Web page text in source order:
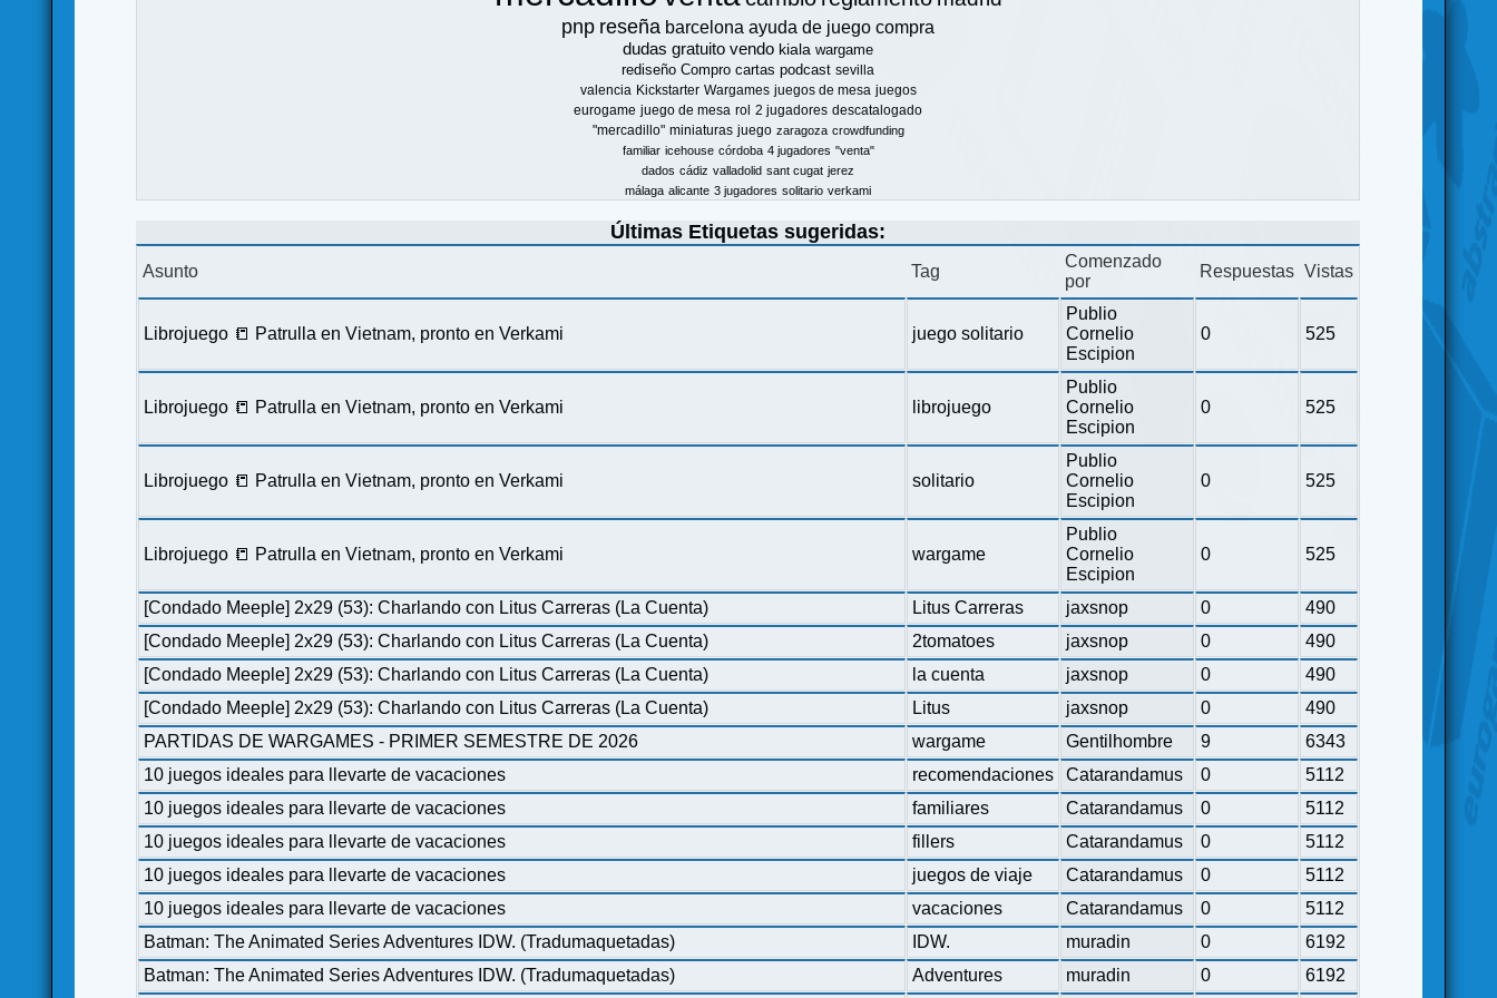
pnp reseña barcelona ayuda de juego compra
dudas gratuito vendo kiala wargame
rediseño Compro cartas podcast sevilla
valencia Kickstarter Wargames juegos de mesa juegos
eurogame juego de mesa rol 2 jugadores descatalogado
"mercadillo" miniaturas juego zaragoza crowdfunding
familiar icehouse córdoba 4 jugadores "venta"
dados cádiz valladolid sant cugat jerez
málaga alicante 3 jugadores solitario verkami
Últimas Etiquetas sugeridas:
Asunto Tag
Comenzado
por
Respuestas Vistas
Librojuego 📒 Patrulla en Vietnam, pronto en Verkami juego solitario
Publio
Cornelio
Escipion
0 525
Librojuego 📒 Patrulla en Vietnam, pronto en Verkami librojuego
Publio
Cornelio
Escipion
0 525
Librojuego 📒 Patrulla en Vietnam, pronto en Verkami solitario
Publio
Cornelio
Escipion
0 525
Librojuego 📒 Patrulla en Vietnam, pronto en Verkami wargame
Publio
Cornelio
Escipion
0 525
[Condado Meeple] 2x29 (53): Charlando con Litus Carreras (La Cuenta) Litus Carreras jaxsnop 0
490
[Condado Meeple] 2x29 (53): Charlando con Litus Carreras (La Cuenta)
2tomatoes jaxsnop 0
490
[Condado Meeple] 2x29 (53): Charlando con Litus Carreras (La Cuenta)
la cuenta jaxsnop 0
490
[Condado Meeple] 2x29 (53): Charlando con Litus Carreras (La Cuenta)
Litus jaxsnop 0
490
PARTIDAS DE WARGAMES - PRIMER SEMESTRE DE 2026
wargame Gentilhombre 9
6343
10 juegos ideales para llevarte de vacaciones
recomendaciones Catarandamus 0
5112
10 juegos ideales para llevarte de vacaciones
familiares Catarandamus 0
5112
10 juegos ideales para llevarte de vacaciones
fillers Catarandamus 0
5112
10 juegos ideales para llevarte de vacaciones
juegos de viaje Catarandamus 0
5112
10 juegos ideales para llevarte de vacaciones
vacaciones Catarandamus 0
5112
Batman: The Animated Series Adventures IDW. (Tradumaquetadas)
IDW. muradin 0
6192
Batman: The Animated Series Adventures IDW. (Tradumaquetadas)
Adventures muradin 0 6192